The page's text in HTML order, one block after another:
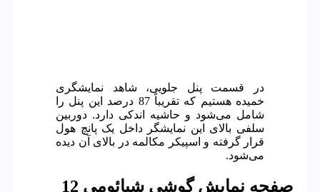
در قسمت پنل جلویی، شاهد نمایشگری
خمیده هستیم که تقریباً 87 درصد این پنل را
شامل می‌شود و حاشیه اندکی دارد. دوربین
سلفی بالای این نمایشگر داخل یک پانچ هول
قرار گرفته و اسپیکر مکالمه در بالای آن دیده
می‌شود.
صفحه نمایش گوشی شیائومی 12